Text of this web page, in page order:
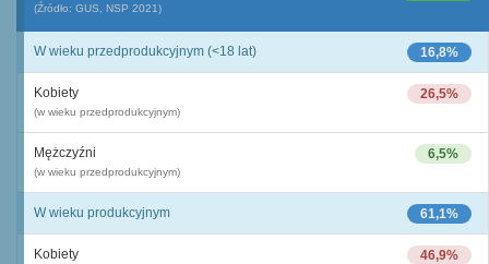
(Źródło: GUS, NSP 2021)
16,8%
W wieku przedprodukcyjnym (<18 lat)
26,5%
Kobiety
(w wieku przedprodukcyjnym)
6,5%
Mężczyźni
(w wieku przedprodukcyjnym)
61,1%
W wieku produkcyjnym
46,9%
Kobiety